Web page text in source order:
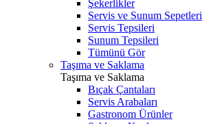
Şekerlikler
Servis ve Sunum Sepetleri
Servis Tepsileri
Sunum Tepsileri
Tümünü Gör
Taşıma ve Saklama
Taşıma ve Saklama
Bıçak Çantaları
Servis Arabaları
Gastronom Ürünler